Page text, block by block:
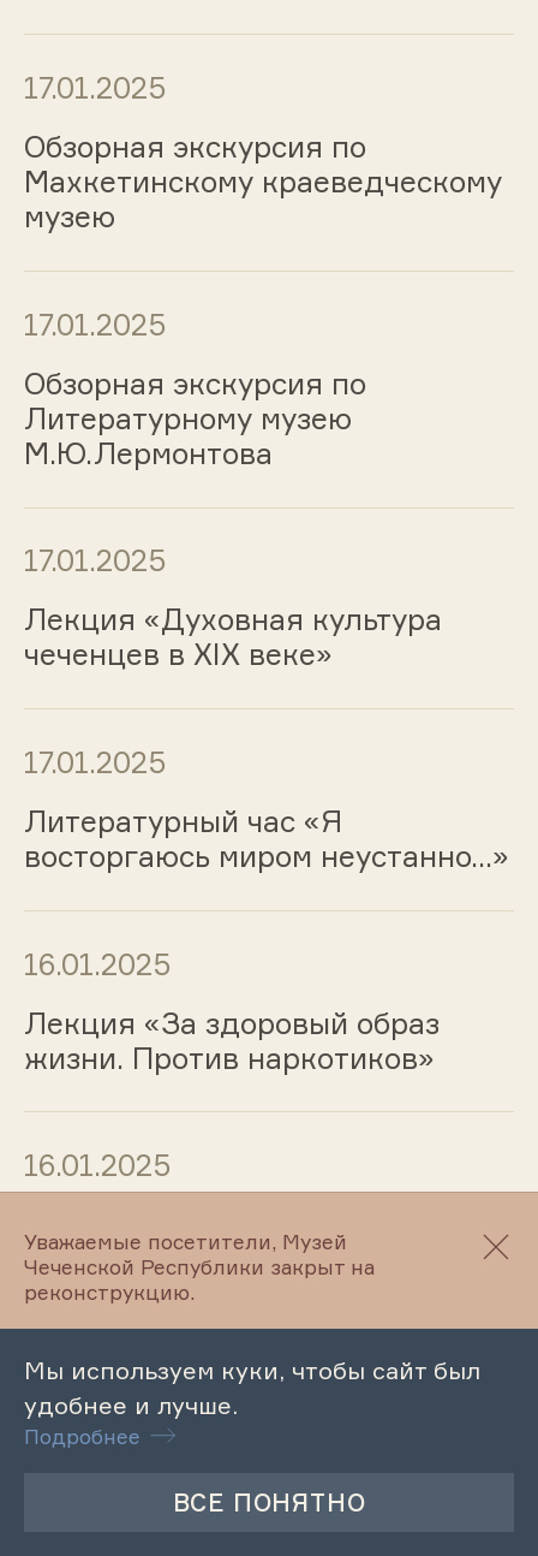
17.01.2025
Обзорная экскурсия по
Махкетинскому краеведческому
музею
17.01.2025
Обзорная экскурсия по
Литературному музею
М.Ю.Лермонтова
17.01.2025
Лекция «Духовная культура
чеченцев в XIX веке»
17.01.2025
Литературный час «Я
восторгаюсь миром неустанно…»
16.01.2025
Лекция «За здоровый образ
жизни. Против наркотиков»
16.01.2025
экстремизм и терроризм?»
16.01.2025
Лекция «О безопасности
Уважаемые посетители, Музей
Чеченской Республики закрыт на
реконструкцию.
Мы используем куки, чтобы сайт был
удобнее и лучше.
Подробнее